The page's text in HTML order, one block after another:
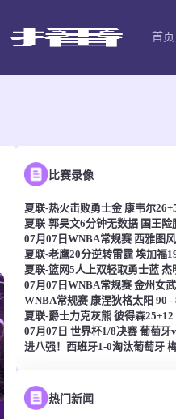
首页
比赛录像
热门新闻